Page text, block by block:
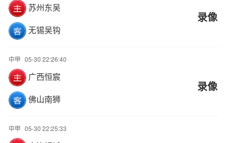
苏州东吴
无锡吴钩
录像
中甲 05-30 22:26:40
广西恒宸
佛山南狮
录像
中甲 05-30 22:25:33